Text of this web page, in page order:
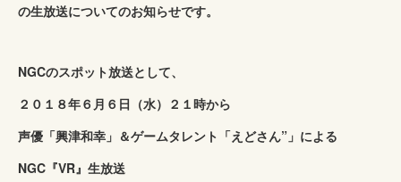
の生放送についてのお知らせです。
NGCのスポット放送として、
２０１８年６月６日（水）２１時から
声優「興津和幸」＆ゲームタレント「えどさん”」による
NGC『VR』生放送